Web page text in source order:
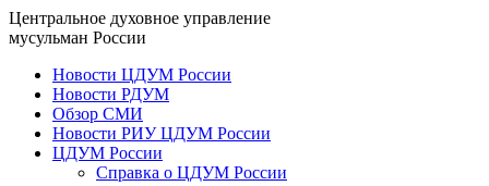
Центральное духовное управление
мусульман России
Новости ЦДУМ России
Новости РДУМ
Обзор СМИ
Новости РИУ ЦДУМ России
ЦДУМ России
Справка о ЦДУМ России